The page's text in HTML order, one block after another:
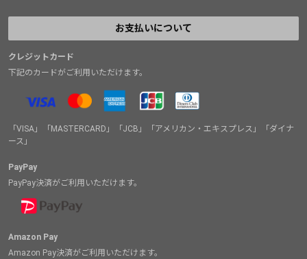
お支払いについて
クレジットカード
下記のカードがご利用いただけます。
「VISA」「MASTERCARD」「JCB」「アメリカン・エキスプレス」「ダイナ
ース」
PayPay
PayPay決済がご利用いただけます。
Amazon Pay
Amazon Pay決済がご利用いただけます。